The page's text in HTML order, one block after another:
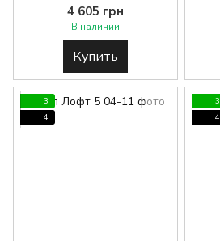
4 605 грн
В наличии
Купить
3
4
3
4